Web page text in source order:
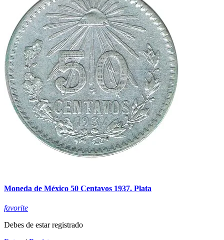
Moneda de México 50 Centavos 1937. Plata
favorite
Debes de estar registrado